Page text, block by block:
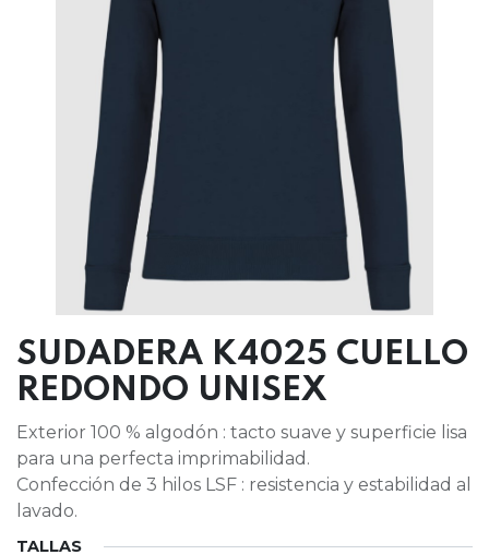
SUDADERA K4025 CUELLO
REDONDO UNISEX
Exterior 100 % algodón : tacto suave y superficie lisa
para una perfecta imprimabilidad.
Confección de 3 hilos LSF : resistencia y estabilidad al
lavado.
TALLAS